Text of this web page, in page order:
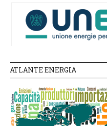
ATLANTE ENERGIA